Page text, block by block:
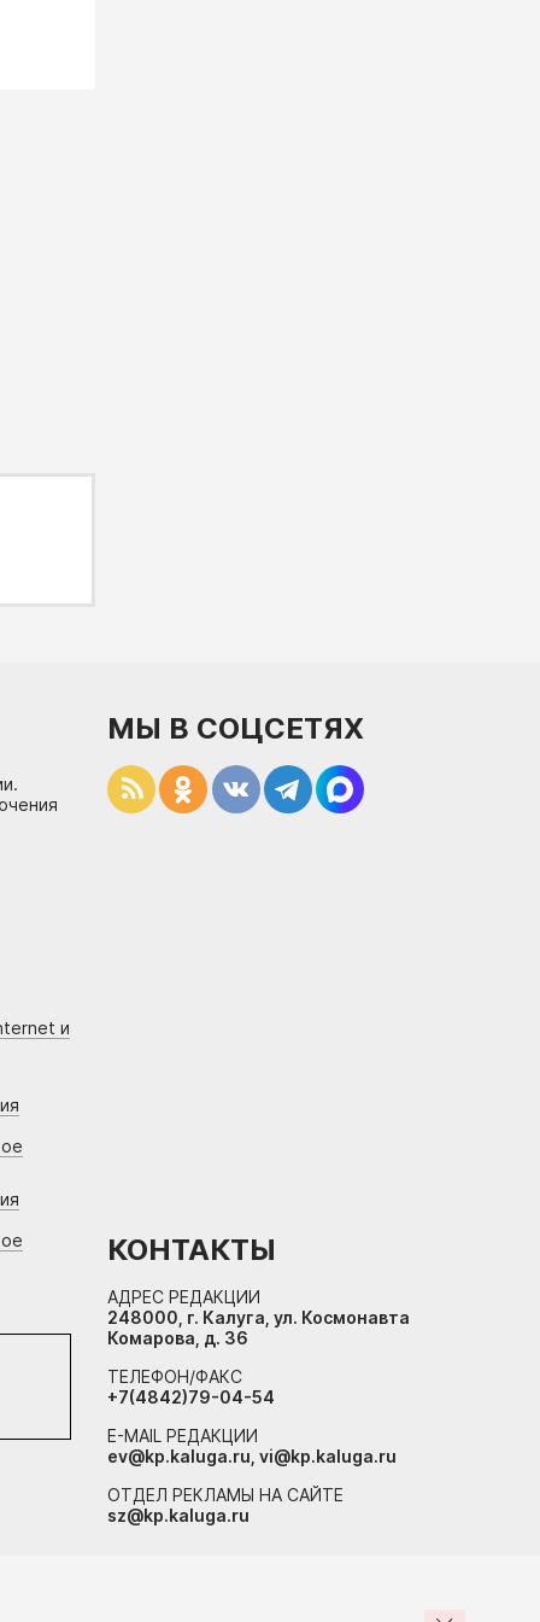
и
МЫ В СОЦСЕТЯХ
КОНТАКТЫ
АДРЕС РЕДАКЦИИ
248000, г. Калуга, ул. Космонавта
Комарова, д. 36
ТЕЛЕФОН/ФАКС
+7(4842)79-04-54
E-MAIL РЕДАКЦИИ
ev@kp.kaluga.ru, vi@kp.kaluga.ru
ОТДЕЛ РЕКЛАМЫ НА САЙТЕ
sz@kp.kaluga.ru